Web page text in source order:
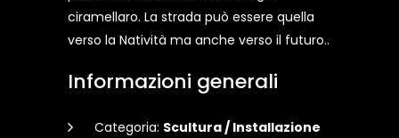
ciramellaro. La strada può essere quella
verso la Natività ma anche verso il futuro..
Informazioni generali
Categoria: Scultura / Installazione